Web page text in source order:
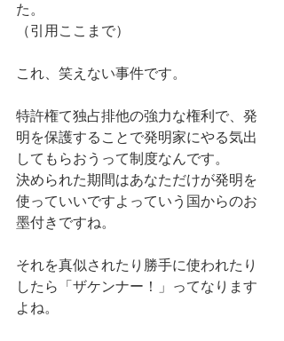
た。
（引用ここまで）
これ、笑えない事件です。
特許権て独占排他の強力な権利で、発
明を保護することで発明家にやる気出
してもらおうって制度なんです。
決められた期間はあなただけが発明を
使っていいですよっていう国からのお
墨付きですね。
それを真似されたり勝手に使われたり
したら「ザケンナー！」ってなります
よね。